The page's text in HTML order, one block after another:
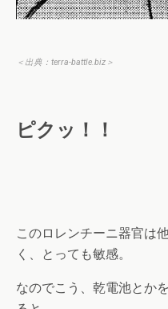
＜出典： terra-battle.biz ＞
ピクッ！！
このロレンチーニ器官は
く、とっても敏感。
なのでこう、乾電池とか